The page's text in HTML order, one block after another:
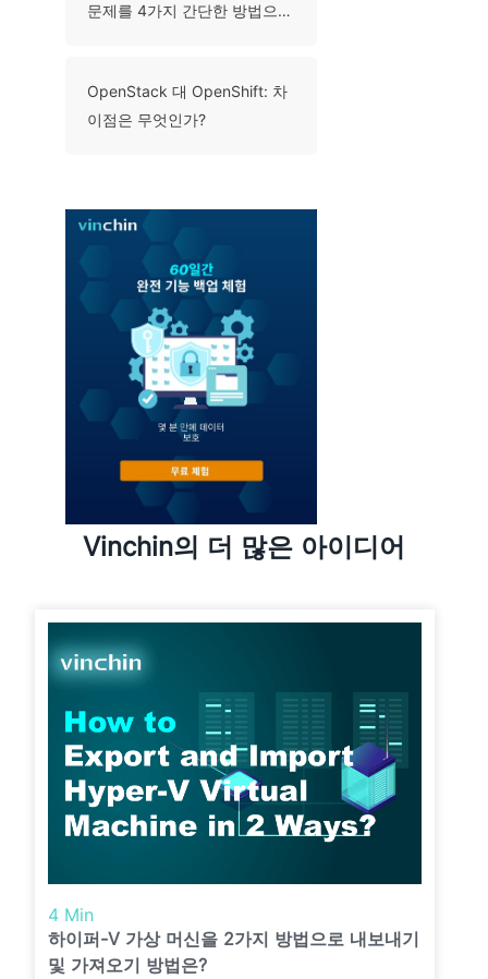
문제를 4가지 간단한 방법으로
OpenStack 대 OpenShift: 차
이점은 무엇인가?
Vinchin의 더 많은 아이디어
4 Min
하이퍼-V 가상 머신을 2가지 방법으로 내보내기
및 가져오기 방법은?